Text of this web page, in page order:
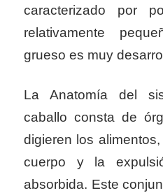
caracterizado por
relativamente
grueso es muy
La Anatomía del
caballo consta de
digieren los
cuerpo y la
absorbida. Este